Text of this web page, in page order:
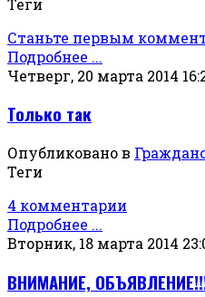
Станьте первым
Подробнее ...
Четверг, 20 марта 2014
Только так
Опубликовано в
Теги
4 комментарии
Подробнее ...
Вторник, 18 марта 2014
ВНИМАНИЕ,